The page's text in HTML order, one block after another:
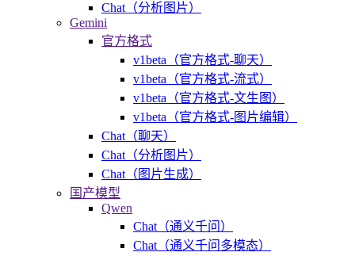
Chat（分析图片）
Gemini
官方格式
v1beta（官方格式-聊天）
v1beta（官方格式-流式）
v1beta（官方格式-文生图）
v1beta（官方格式-图片编辑）
Chat（聊天）
Chat（分析图片）
Chat（图片生成）
国产模型
Qwen
Chat（通义千问）
Chat（通义千问多模态）